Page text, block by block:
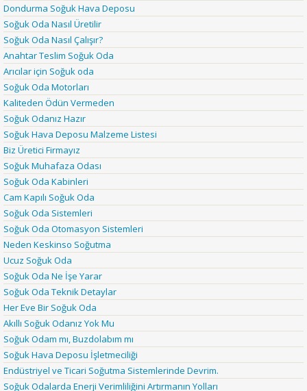
Dondurma Soğuk Hava Deposu
Soğuk Oda Nasıl Üretilir
Soğuk Oda Nasıl Çalışır?
Anahtar Teslim Soğuk Oda
Arıcılar için Soğuk oda
Soğuk Oda Motorları
Kaliteden Ödün Vermeden
Soğuk Odanız Hazır
Soğuk Hava Deposu Malzeme Listesi
Biz Üretici Firmayız
Soğuk Muhafaza Odası
Soğuk Oda Kabinleri
Cam Kapılı Soğuk Oda
Soğuk Oda Sistemleri
Soğuk Oda Otomasyon Sistemleri
Neden Keskinso Soğutma
Ucuz Soğuk Oda
Soğuk Oda Ne İşe Yarar
Soğuk Oda Teknik Detaylar
Her Eve Bir Soğuk Oda
Akıllı Soğuk Odanız Yok Mu
Soğuk Odam mı, Buzdolabım mı
Soğuk Hava Deposu İşletmeciliği
Endüstriyel ve Ticari Soğutma Sistemlerinde Devrim.
Soğuk Odalarda Enerji Verimliliğini Artırmanın Yolları